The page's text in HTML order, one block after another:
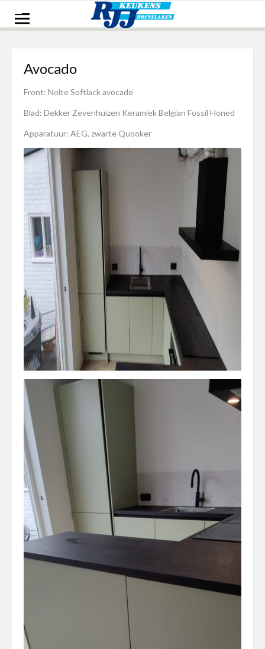
inhoud
Avocado
Front: Nolte Softlack avocado
Blad: Dekker Zevenhuizen Keramiek Belgian Fossil Honed
Apparatuur: AEG, zwarte Quooker